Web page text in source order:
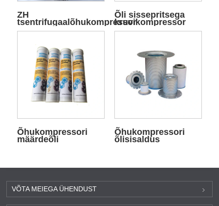
ZH
tsentrifugaalõhukompressor
Õli sissepritsega
kruvikompressor
Õhukompressori
määrdeõli
Õhukompressori
õlisisaldus
VÕTA MEIEGA ÜHENDUST